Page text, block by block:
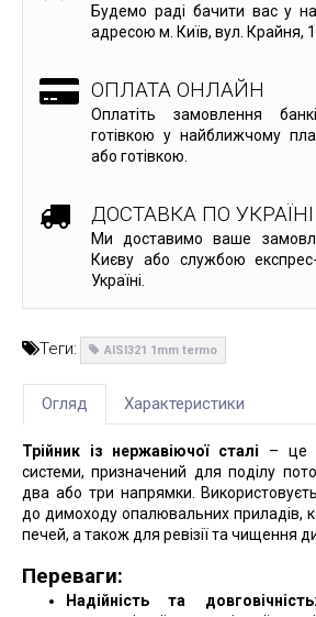
Будемо раді бачити вас у
адресою м. Київ, вул. Крайня,
ОПЛАТА ОНЛАЙН
Оплатіть замовлення
готівкою у найближчому
або готівкою.
ДОСТАВКА ПО УКРАЇНІ
Ми доставимо ваше
Києву або службою
Україні.
Теги: AISI321 1mm termo
Огляд Характеристики
Трійник із нержавіючої сталі – це
системи, призначений для поділу
два або три напрямки.
до димоходу опалювальних приладів,
печей, а також для ревізії та чищення
Переваги:
Надійність та довговічність: